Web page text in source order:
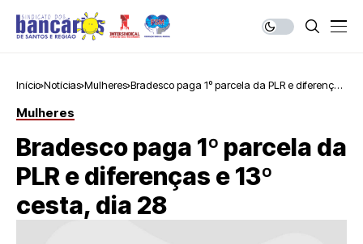
Início Notícias Mulheres Bradesco paga 1º parcela da PLR e diferenças
Mulheres
Bradesco paga 1º parcela da
PLR e diferenças e 13º
cesta, dia 28